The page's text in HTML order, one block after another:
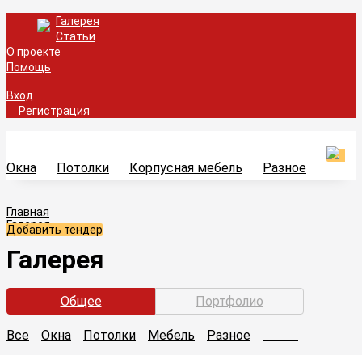
Галерея
Статьи
О проекте
Помощь
Вход
Регистрация
Окна Потолки Корпусная мебель Разное
Добавить тендер
Главная
Галерея
Галерея
Общее Портфолио
Все Окна Потолки Мебель
Разное